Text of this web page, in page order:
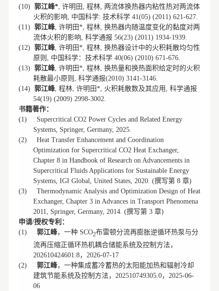
(10) 郭江峰* 许明田 程林 两流体换热器内粘性热对两流体
火积的影响
中国科学: 技术科学 41(05) (2011) 621-627.
(11) 郭江峰 许明田*, 程林 换热器内随温度变化的黏度对两
流体火积的影响 科学通报 56(23) (2011) 1934-1939.
(12) 郭江峰 许明田*, 程林 换热器设计中的火积耗散均匀性
原则
中国科学：技术科学 40(06) (2010) 671-676.
(13) 郭江峰 许明田*, 程林 换热量和换热面积给定时的火积
耗散最小原则
科学通报(2010) 3141-3146.
(14) 郭江峰 程林 许明田*, 火积耗散数及其应用 科学通报
54(19) (2009) 2998-3002.
书籍著作：
(1)
Supercritical CO2 Power Cycles and Related Energy
Systems, Springer, Germany, 2025.
(2)
Heat Transfer Enhancement and Coordination
Optimization for Supercritical CO2 Heat Exchanger,
Chapter 8 in Handbook of Research on Advancements in
Supercritical Fluids Applications for Sustainable Energy
Systems, IGI Global, United States, 2020. (撰写第 8 章)
(3)
Thermodynamic Analysis and Optimization Design of Heat
Exchanger, Chapter 3 in Advances in Transport Phenomena
2011, Springer, Germany, 2014. (撰写第 3 章)
申请/授权专利：
(1) 郭江峰，一种 SCO2布雷顿分流再膨胀逆循环热泵与分
流再压缩正循环热机耦合储能系统及控制方法，
202610424601.8， 2026-07-17
(2)
郭江峰，一种集成蓄冷蓄热的太阳能加热和辐射冷却
建筑节能系统及控制方法， 202510749305.0， 2025-06-
06